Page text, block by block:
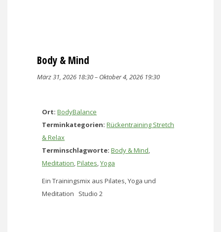
Body & Mind
März 31, 2026 18:30– Oktober 4, 2026 19:30
Ort: BodyBalance
Terminkategorien: Rückentraining Stretch
& Relax
Terminschlagworte: Body & Mind,
Meditation,Pilates,Yoga
Ein Trainingsmix aus Pilates, Yoga und
Meditation Studio 2